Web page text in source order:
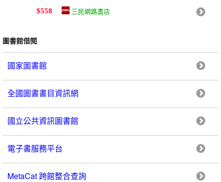
$558 三民網路書店
圖書館借閱
國家圖書館
全國圖書書目資訊網
國立公共資訊圖書館
電子書服務平台
MetaCat 跨館整合查詢